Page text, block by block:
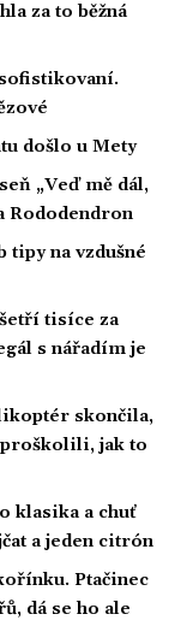
za to běžná
došlo u Mety
„Veď mě dál,
Rododendron
tipy na vzdušné
tisíce za
s nářadím je
skončila,
proškolili, jak to
klasika a chuť
a jeden citrón
Ptačinec
dá se ho ale